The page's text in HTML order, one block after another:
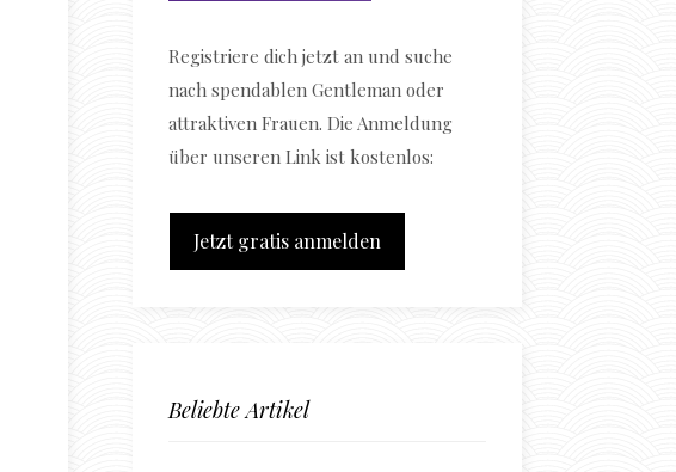
Registriere dich jetzt an und suche
nach spendablen Gentleman oder
attraktiven Frauen. Die Anmeldung
über unseren Link ist kostenlos:
Jetzt gratis anmelden
Beliebte Artikel